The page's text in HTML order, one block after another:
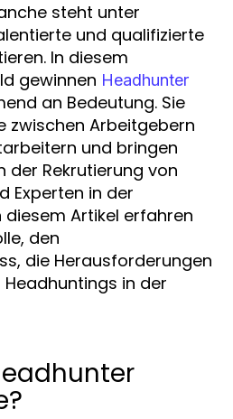
steht unter
und qualifizierte
In diesem
gewinnen Headhunter
an Bedeutung. Sie
zwischen Arbeitgebern
und bringen
der Rekrutierung von
Experten in der
Artikel erfahren
den
die Herausforderungen
in der